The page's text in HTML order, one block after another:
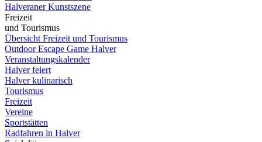
Halveraner Kunstszene
Freizeit
und Tourismus
Übersicht Freizeit und Tourismus
Outdoor Escape Game Halver
Veranstaltungskalender
Halver feiert
Halver kulinarisch
Tourismus
Freizeit
Vereine
Sportstätten
Radfahren in Halver